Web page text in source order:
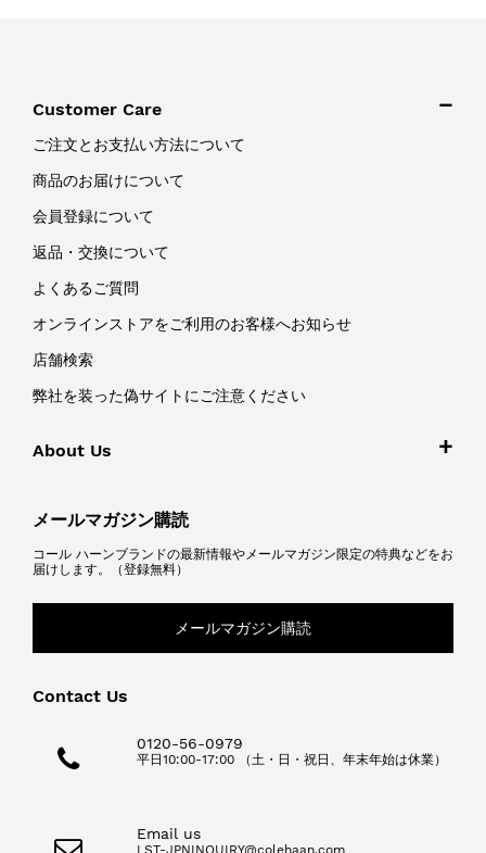
Customer Care
ご注文とお支払い方法について
商品のお届けについて
会員登録について
返品・交換について
よくあるご質問
オンラインストアをご利用のお客様へお知らせ
店舗検索
弊社を装った偽サイトにご注意ください
About Us
メールマガジン購読
コール ハーンブランドの最新情報やメールマガジン限定の特典などをお
届けします。（登録無料）
メールマガジン購読
Contact Us
0120-56-0979
平日10:00-17:00 （土・日・祝日、年末年始は休業）
Email us
LST-JPNINQUIRY@colehaan.com